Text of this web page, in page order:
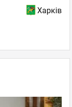
Харків